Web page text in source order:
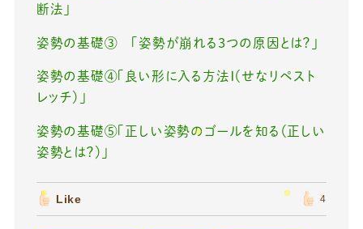
断法」
姿勢の基礎③ 「姿勢が崩れる3つの原因とは？」
姿勢の基礎④「良い形に入る方法Ⅰ（せなリペスト
レッチ）」
姿勢の基礎⑤「正しい姿勢のゴールを知る（正しい
姿勢とは？）」
Like 4